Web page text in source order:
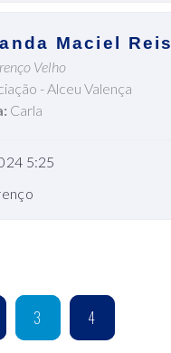
Maciel Reis
Velho
- Alceu Valença
Carla
5:25
3 4